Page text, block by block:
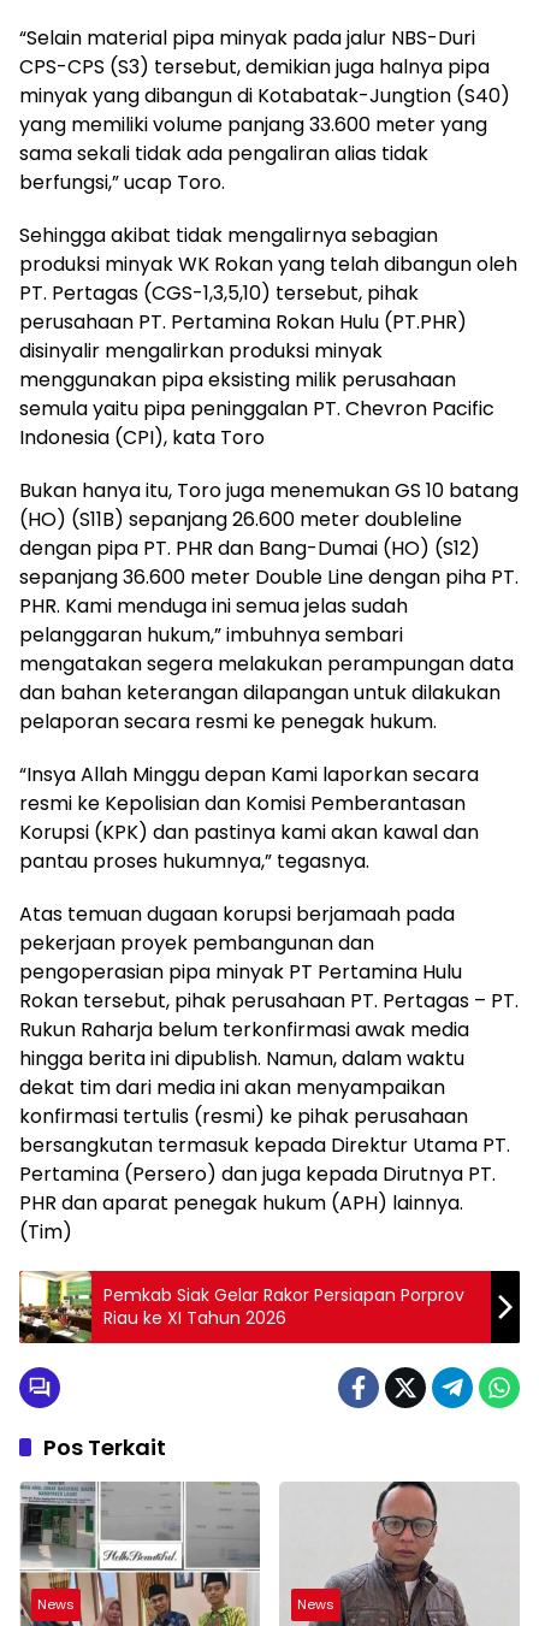
“Selain material pipa minyak pada jalur NBS-Duri
CPS-CPS (S3) tersebut, demikian juga halnya pipa
minyak yang dibangun di Kotabatak-Jungtion (S40)
yang memiliki volume panjang 33.600 meter yang
sama sekali tidak ada pengaliran alias tidak
berfungsi,” ucap Toro.
Sehingga akibat tidak mengalirnya sebagian
produksi minyak WK Rokan yang telah dibangun oleh
PT. Pertagas (CGS-1,3,5,10) tersebut, pihak
perusahaan PT. Pertamina Rokan Hulu (PT.PHR)
disinyalir mengalirkan produksi minyak
menggunakan pipa eksisting milik perusahaan
semula yaitu pipa peninggalan PT. Chevron Pacific
Indonesia (CPI), kata Toro
Bukan hanya itu, Toro juga menemukan GS 10 batang
(HO) (S11B) sepanjang 26.600 meter doubleline
dengan pipa PT. PHR dan Bang-Dumai (HO) (S12)
sepanjang 36.600 meter Double Line dengan piha PT.
PHR. Kami menduga ini semua jelas sudah
pelanggaran hukum,” imbuhnya sembari
mengatakan segera melakukan perampungan data
dan bahan keterangan dilapangan untuk dilakukan
pelaporan secara resmi ke penegak hukum.
“Insya Allah Minggu depan Kami laporkan secara
resmi ke Kepolisian dan Komisi Pemberantasan
Korupsi (KPK) dan pastinya kami akan kawal dan
pantau proses hukumnya,” tegasnya.
Atas temuan dugaan korupsi berjamaah pada
pekerjaan proyek pembangunan dan
pengoperasian pipa minyak PT Pertamina Hulu
Rokan tersebut, pihak perusahaan PT. Pertagas – PT.
Rukun Raharja belum terkonfirmasi awak media
hingga berita ini dipublish. Namun, dalam waktu
dekat tim dari media ini akan menyampaikan
konfirmasi tertulis (resmi) ke pihak perusahaan
bersangkutan termasuk kepada Direktur Utama PT.
Pertamina (Persero) dan juga kepada Dirutnya PT.
PHR dan aparat penegak hukum (APH) lainnya.
(Tim)
Pemkab Siak Gelar Rakor Persiapan Porprov
Riau ke XI Tahun 2026
Pos Terkait
News News